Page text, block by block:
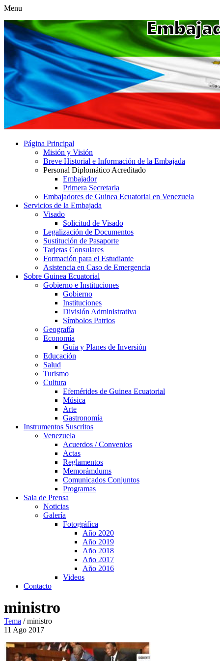
Menu
Página Principal
Misión y Visión
Breve Historial e Información de la Embajada
Personal Diplomático Acreditado
Embajador
Primera Secretaria
Embajadores de Guinea Ecuatorial en Venezuela
Servicios de la Embajada
Visado
Solicitud de Visado
Legalización de Documentos
Sustitución de Pasaporte
Tarjetas Consulares
Formación para el Estudiante
Asistencia en Caso de Emergencia
Sobre Guinea Ecuatorial
Gobierno e Instituciones
Gobierno
Instituciones
División Administrativa
Símbolos Patrios
Geografía
Economía
Guía y Planes de Inversión
Educación
Salud
Turismo
Cultura
Efemérides de Guinea Ecuatorial
Música
Arte
Gastronomía
Instrumentos Suscritos
Venezuela
Acuerdos / Convenios
Actas
Reglamentos
Memorámdums
Comunicados Conjuntos
Programas
Sala de Prensa
Noticias
Galería
Fotográfica
Año 2020
Año 2019
Año 2018
Año 2017
Año 2016
Videos
Contacto
ministro
Tema /ministro
11 Ago 2017